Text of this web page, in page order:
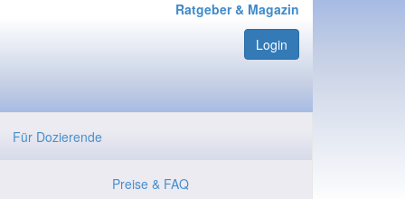
Ratgeber & Magazin
Login
Für Dozierende
Preise & FAQ